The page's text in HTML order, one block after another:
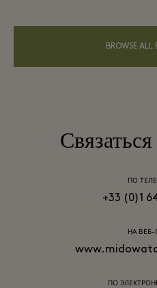
BROWSE ALL
ПО
+33 (0)1
НА ВЕБ-
ПО